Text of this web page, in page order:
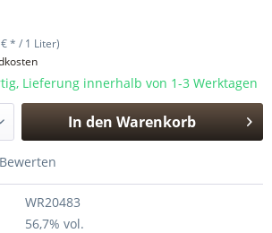
* / 1 Liter)
Lieferung innerhalb von 1-3 Werktagen
In den Warenkorb
Bewerten
WR20483
56,7% vol.